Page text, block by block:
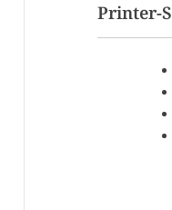
Printer-